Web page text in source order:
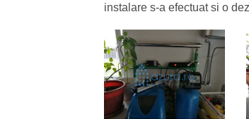
instalare s-a efectuat si o